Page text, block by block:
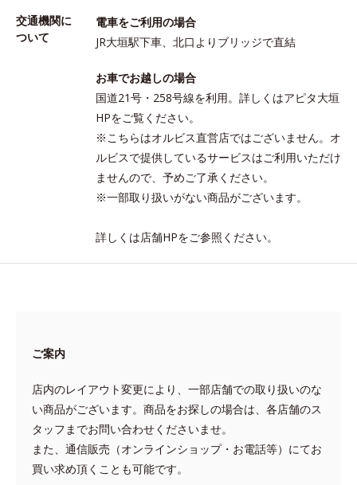
交通機関に
ついて
電車をご利用の場合
JR大垣駅下車、北口よりブリッジで直結
お車でお越しの場合
国道21号・258号線を利用。詳しくはアピタ大垣
HPをご覧ください。
※こちらはオルビス直営店ではございません。オ
ルビスで提供しているサービスはご利用いただけ
ませんので、予めご了承ください。
※一部取り扱いがない商品がございます。
詳しくは店舗HPをご参照ください。
ご案内
店内のレイアウト変更により、一部店舗での取り扱いのな
い商品がございます。商品をお探しの場合は、各店舗のス
タッフまでお問い合わせくださいませ。
また、通信販売（オンラインショップ・お電話等）にてお
買い求め頂くことも可能です。